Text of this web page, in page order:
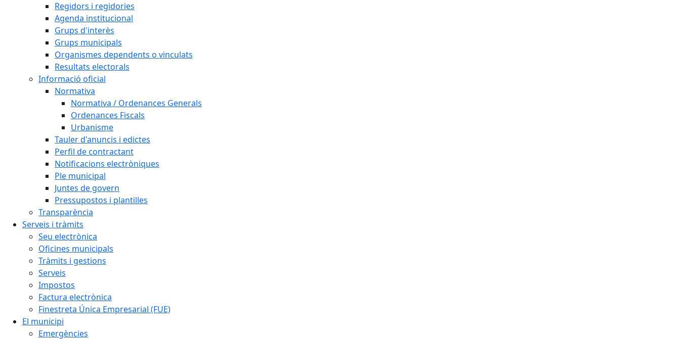
Regidors i regidories
Agenda institucional
Grups d'interès
Grups municipals
Organismes dependents o vinculats
Resultats electorals
Informació oficial
Normativa
Normativa / Ordenances Generals
Ordenances Fiscals
Urbanisme
Tauler d'anuncis i edictes
Perfil de contractant
Notificacions electròniques
Ple municipal
Juntes de govern
Pressupostos i plantilles
Transparència
Serveis i tràmits
Seu electrònica
Oficines municipals
Tràmits i gestions
Serveis
Impostos
Factura electrònica
Finestreta Única Empresarial (FUE)
El municipi
Emergències